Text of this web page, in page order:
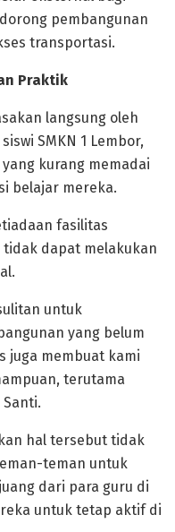
pembangunan
transportasi.
Praktik
langsung oleh
SMKN 1 Lembor,
kurang memadai
belajar mereka.
fasilitas
tidak dapat melakukan
untuk
yang belum
juga membuat kami
terutama
hal tersebut tidak
teman untuk
dari para guru di
untuk tetap aktif di